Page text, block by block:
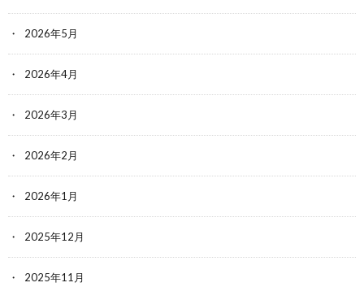
2026年5月
2026年4月
2026年3月
2026年2月
2026年1月
2025年12月
2025年11月